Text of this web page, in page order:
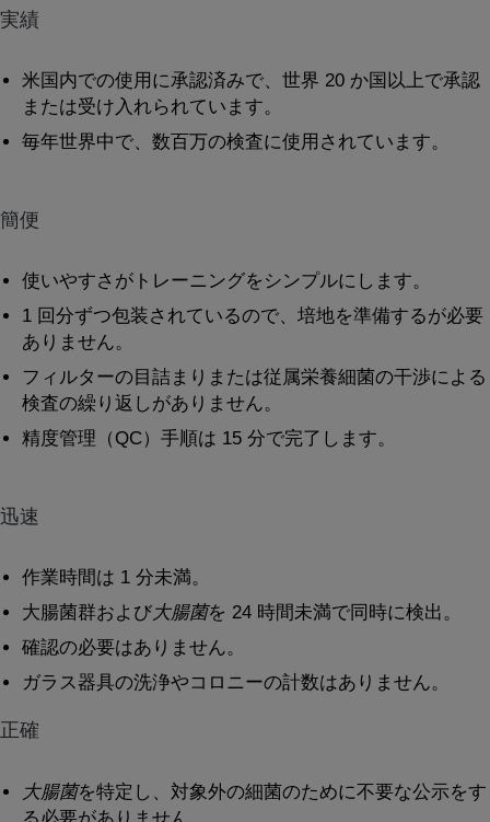
実績
米国内での使用に承認済みで、世界 20 か国以上で承認
または受け入れられています。
毎年世界中で、数百万の検査に使用されています。
簡便
使いやすさがトレーニングをシンプルにします。
1 回分ずつ包装されているので、培地を準備するが必要
ありません。
フィルターの目詰まりまたは従属栄養細菌の干渉による
検査の繰り返しがありません。
精度管理（QC）手順は 15 分で完了します。
迅速
作業時間は 1 分未満。
大腸菌群および大腸菌を 24 時間未満で同時に検出。
確認の必要はありません。
ガラス器具の洗浄やコロニーの計数はありません。
正確
大腸菌を特定し、対象外の細菌のために不要な公示をす
る必要がありません。